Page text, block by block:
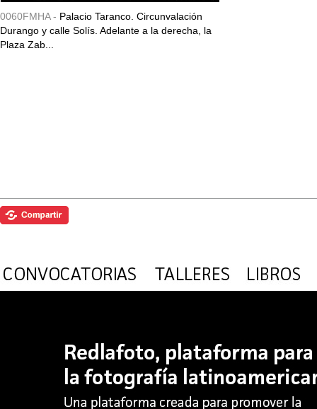
0060FMHA - Palacio Taranco. Circunvalación
Durango y calle Solís. Adelante a la derecha, la
Plaza Zab...